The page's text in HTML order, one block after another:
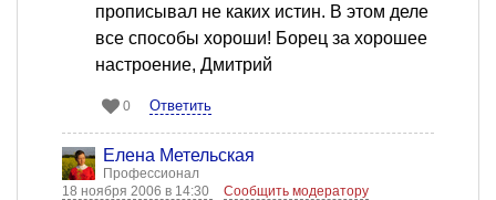
прописывал не каких истин. В этом деле
все способы хороши! Борец за хорошее
настроение, Дмитрий
0 Ответить
Елена Метельская
Профессионал
18 ноября 2006 в 14:30
Сообщить модератору